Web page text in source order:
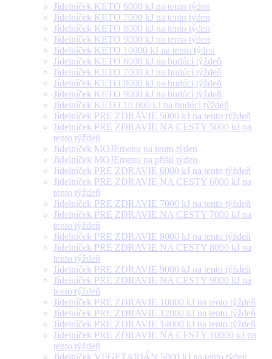
Jídelníček KETO 6000 kJ na tento týden
Jídelníček KETO 7000 kJ na tento týden
Jídelníček KETO 8000 kJ na tento týden
Jídelníček KETO 9000 kJ na tento týden
Jídelníček KETO 10000 kJ na tento týden
Jídelníček KETO 6000 kJ na budúci týždeň
Jídelníček KETO 7000 kJ na budúci týždeň
Jídelníček KETO 8000 kJ na budúci týždeň
Jídelníček KETO 9000 kJ na budúci týždeň
Jídelníček KETO 10 000 kJ na budúci týždeň
Jídelníček PRE ZDRAVIE 5000 kJ na tento týždeň
Jídelníček PRE ZDRAVIE NA CESTY 5000 kJ na
tento týždeň
Jídelníček MOJEmenu na tento týden
Jídelníček MOJEmenu na příští týden
Jídelníček PRE ZDRAVIE 6000 kJ na tento týždeň
Jídelníček PRE ZDRAVIE NA CESTY 6000 kJ na
tento týždeň
Jídelníček PRE ZDRAVIE 7000 kJ na tento týždeň
Jídelníček PRE ZDRAVIE NA CESTY 7000 kJ na
tento týždeň
Jídelníček PRE ZDRAVIE 8000 kJ na tento týždeň
Jídelníček PRE ZDRAVIE NA CESTY 8000 kJ na
tento týždeň
Jídelníček PRE ZDRAVIE 9000 kJ na tento týždeň
Jídelníček PRE ZDRAVIE NA CESTY 9000 kJ na
tento týždeň
Jídelníček PRE ZDRAVIE 10000 kJ na tento týždeň
Jídelníček PRE ZDRAVIE 12000 kJ na tento týždeň
Jídelníček PRE ZDRAVIE 14000 kJ na tento týždeň
Jídelníček PRE ZDRAVIE NA CESTY 10000 kJ na
tento týždeň
Jídelníček VEGETARIÁN 5000 kJ na tento týden